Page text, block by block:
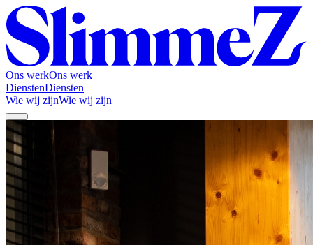
Ons werkOns werk
DienstenDiensten
Wie wij zijnWie wij zijn